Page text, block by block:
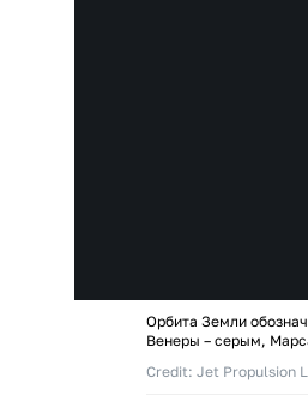
Орбита Земли
Венеры – серым,
Credit: Jet Propulsion